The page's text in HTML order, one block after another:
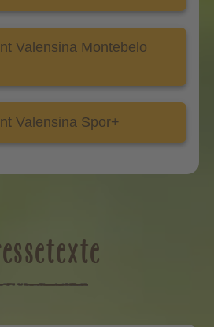
Valensina Montebelo
Valensina Spor+